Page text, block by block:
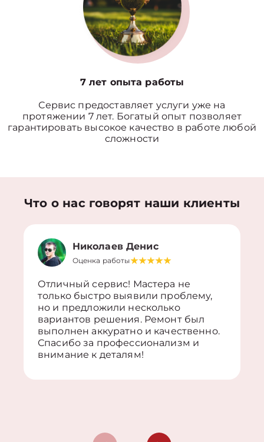
7 лет опыта работы
Сервис предоставляет услуги уже на
протяжении 7 лет. Богатый опыт позволяет
гарантировать высокое качество в работе любой
сложности
Что о нас говорят наши клиенты
Николаев Денис
Оценка работы
Отличный сервис! Мастера не
только быстро выявили проблему,
но и предложили несколько
вариантов решения. Ремонт был
выполнен аккуратно и качественно.
Спасибо за профессионализм и
внимание к деталям!